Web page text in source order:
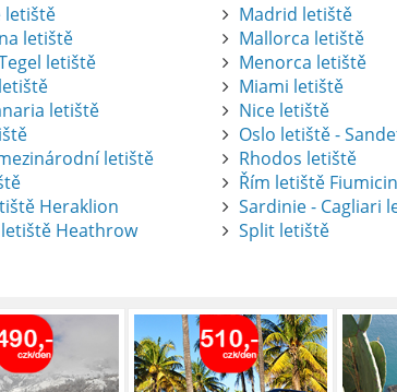
letiště
letiště
letiště
letiště
letiště
Heraklion
Heathrow
Madrid letiště
Mallorca letiště
Menorca letiště
Miami letiště
Nice letiště
Oslo letiště -
Rhodos letiště
Řím letiště
Sardinie - Cagliari
Split letiště
Pronájem auta na letišti Alicante
Půjčení auta na letišti v Alicante je výborný
číst :
celý článek